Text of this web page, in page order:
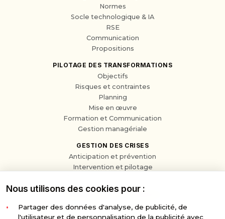
Normes
Socle technologique & IA
RSE
Communication
Propositions
PILOTAGE DES TRANSFORMATIONS
Objectifs
Risques et contraintes
Planning
Mise en œuvre
Formation et Communication
Gestion managériale
GESTION DES CRISES
Anticipation et prévention
Intervention et pilotage
TRANSMISSION D'EXPÉRIENCE
Stratégie de développement
Apports de l'IA aux entreprises
Nous utilisons des cookies pour :
Partager des données d'analyse, de publicité, de
l'utilisateur et de personnalisation de la publicité avec